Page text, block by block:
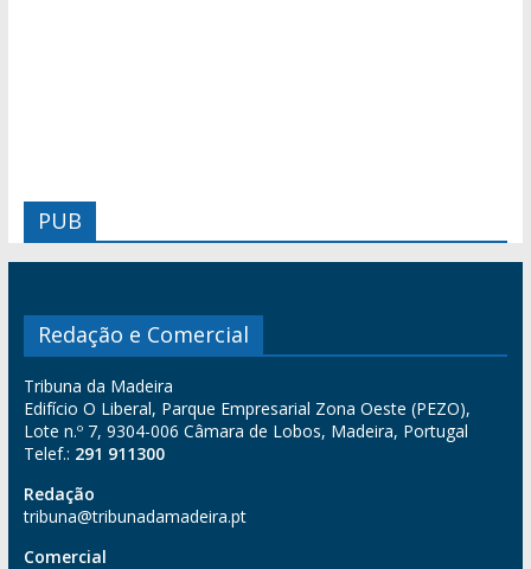
PUB
Redação e Comercial
Tribuna da Madeira
Edifício O Liberal, Parque Empresarial Zona Oeste (PEZO),
Lote n.º 7, 9304-006 Câmara de Lobos, Madeira, Portugal
Telef.: 291 911300
Redação
tribuna@tribunadamadeira.pt
Comercial